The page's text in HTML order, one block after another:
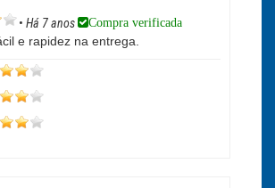
• Há 7 anos Compra verificada
e rapidez na entrega.